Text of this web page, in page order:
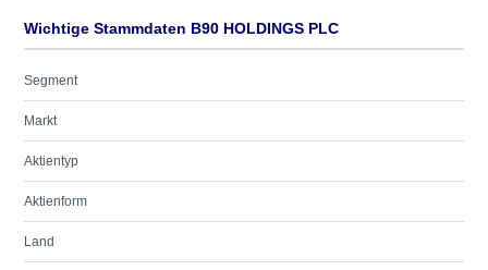
Wichtige Stammdaten B90 HOLDINGS PLC
Segment
Markt
Aktientyp
Aktienform
Land